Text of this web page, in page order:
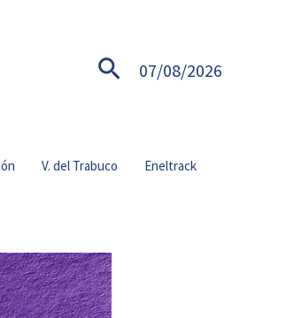
Buscar07/08/2026
V. del Trabuco Eneltrack